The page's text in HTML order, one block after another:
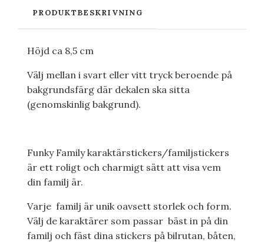
PRODUKTBESKRIVNING
Höjd ca 8,5 cm
Välj mellan i svart eller vitt tryck beroende på
bakgrundsfärg där dekalen ska sitta
(genomskinlig bakgrund).
Funky Family karaktärstickers/familjstickers
är ett roligt och charmigt sätt att visa vem
din familj är.
Varje familj är unik oavsett storlek och form.
Välj de karaktärer som passar bäst in på din
familj och fäst dina stickers på bilrutan, båten,